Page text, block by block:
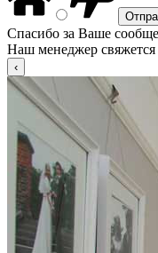
Спасибо за Ваше
Наш менеджер